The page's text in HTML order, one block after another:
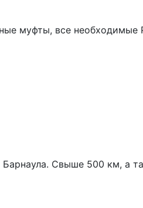
муфты, все
Свыше 500 км, а